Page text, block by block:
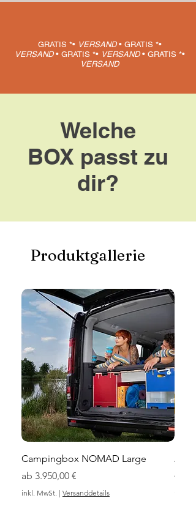
GRATIS *• VERSAND• GRATIS *•
VERSAND• GRATIS *• VERSAND• GRATIS *•
VERSAND
Welche
BOX passt zu
dir?
Produktgallerie
Campingbox NOMAD Large
ab 3.950,00 €
Sale-Preis
inkl. MwSt. | Versanddetails